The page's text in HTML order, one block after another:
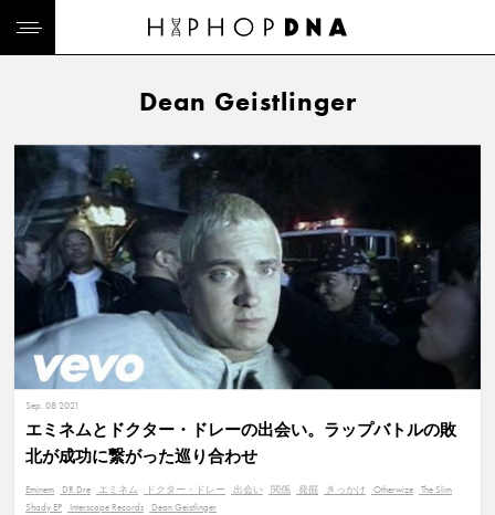
Dean Geistlinger
Sep. 08 2021
エミネムとドクター・ドレーの出会い。ラップバトルの敗
北が成功に繋がった巡り合わせ
Eminem DR.Dre エミネム ドクター・ドレー 出会い 関係 発掘 きっかけ Otherwize The Slim
Shady EP
Interscope Records Dean Geistlinger